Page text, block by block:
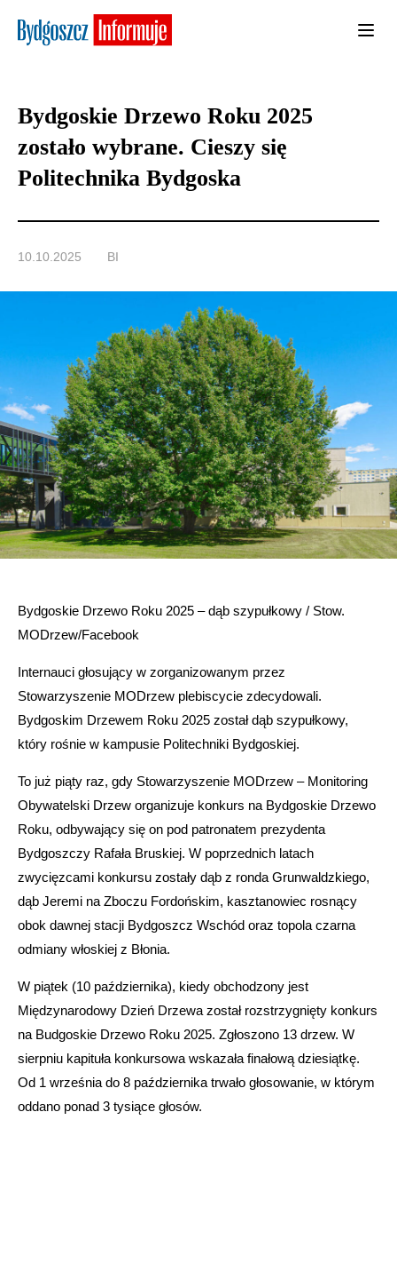
Bydgoskie Drzewo Roku 2025
zostało wybrane. Cieszy się
Politechnika Bydgoska
10.10.2025 BI
Bydgoskie Drzewo Roku 2025 – dąb szypułkowy / Stow.
MODrzew/Facebook
Internauci głosujący w zorganizowanym przez
Stowarzyszenie MODrzew plebiscycie zdecydowali.
Bydgoskim Drzewem Roku 2025 został dąb szypułkowy,
który rośnie w kampusie Politechniki Bydgoskiej.
To już piąty raz, gdy Stowarzyszenie MODrzew – Monitoring
Obywatelski Drzew organizuje konkurs na Bydgoskie Drzewo
Roku, odbywający się on pod patronatem prezydenta
Bydgoszczy Rafała Bruskiej. W poprzednich latach
zwycięzcami konkursu zostały dąb z ronda Grunwaldzkiego,
dąb Jeremi na Zboczu Fordońskim, kasztanowiec rosnący
obok dawnej stacji Bydgoszcz Wschód oraz topola czarna
odmiany włoskiej z Błonia.
W piątek (10 października), kiedy obchodzony jest
Międzynarodowy Dzień Drzewa został rozstrzygnięty konkurs
na Budgoskie Drzewo Roku 2025. Zgłoszono 13 drzew. W
sierpniu kapituła konkursowa wskazała finałową dziesiątkę.
Od 1 września do 8 października trwało głosowanie, w którym
oddano ponad 3 tysiące głosów.